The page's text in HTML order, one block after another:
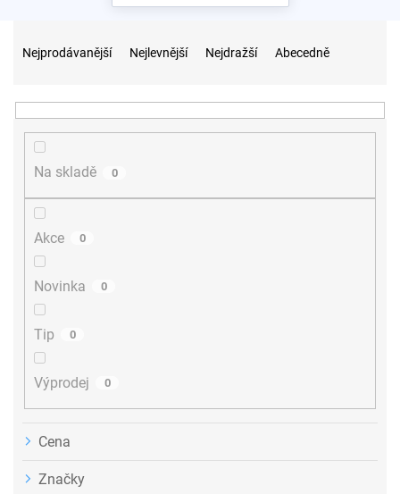
n
Nejprodávanější Nejlevnější Nejdražší Abecedně
Na skladě 0
Akce 0
Novinka 0
Tip 0
Výprodej 0
Cena
Značky